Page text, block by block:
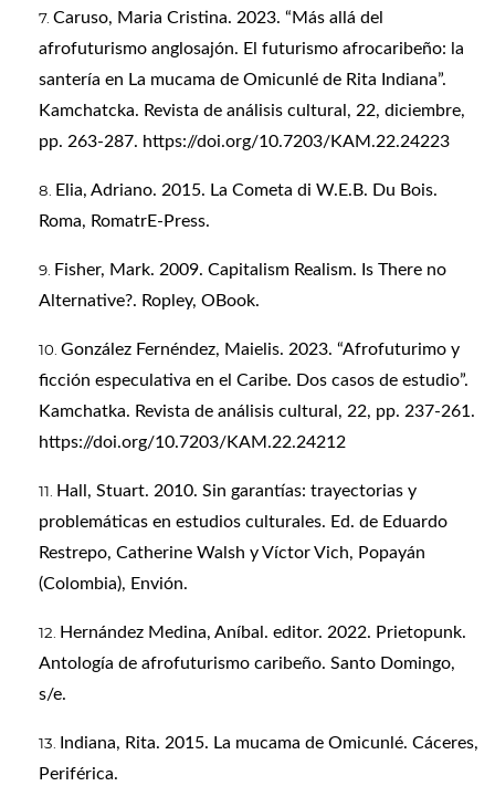
Caruso, Maria Cristina. 2023. “Más allá del
afrofuturismo anglosajón. El futurismo afrocaribeño: la
santería en La mucama de Omicunlé de Rita Indiana”.
Kamchatcka. Revista de análisis cultural, 22, diciembre,
pp. 263-287. https://doi.org/10.7203/KAM.22.24223
Elia, Adriano. 2015. La Cometa di W.E.B. Du Bois.
Roma, RomatrE-Press.
Fisher, Mark. 2009. Capitalism Realism. Is There no
Alternative?. Ropley, OBook.
González Fernéndez, Maielis. 2023. “Afrofuturimo y
ficción especulativa en el Caribe. Dos casos de estudio”.
Kamchatka. Revista de análisis cultural, 22, pp. 237-261.
https://doi.org/10.7203/KAM.22.24212
Hall, Stuart. 2010. Sin garantías: trayectorias y
problemáticas en estudios culturales. Ed. de Eduardo
Restrepo, Catherine Walsh y Víctor Vich, Popayán
(Colombia), Envión.
Hernández Medina, Aníbal. editor. 2022. Prietopunk.
Antología de afrofuturismo caribeño. Santo Domingo,
s/e.
Indiana, Rita. 2015. La mucama de Omicunlé. Cáceres,
Periférica.